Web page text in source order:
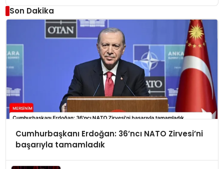
Son Dakika
Cumhurbaşkanı Erdoğan: 36’ncı NATO Zirvesi’ni
başarıyla tamamladık